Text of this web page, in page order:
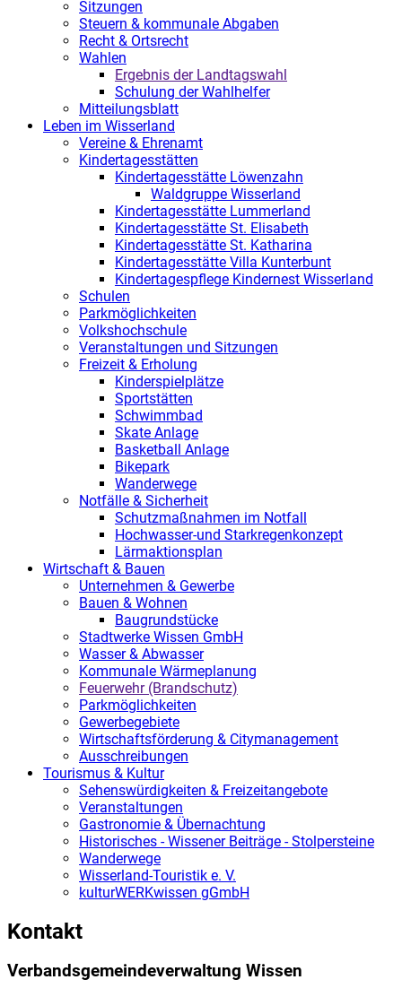
Sitzungen
Steuern & kommunale Abgaben
Recht & Ortsrecht
Wahlen
Ergebnis der Landtagswahl
Schulung der Wahlhelfer
Mitteilungsblatt
Leben im Wisserland
Vereine & Ehrenamt
Kindertagesstätten
Kindertagesstätte Löwenzahn
Waldgruppe Wisserland
Kindertagesstätte Lummerland
Kindertagesstätte St. Elisabeth
Kindertagesstätte St. Katharina
Kindertagesstätte Villa Kunterbunt
Kindertagespflege Kindernest Wisserland
Schulen
Parkmöglichkeiten
Volkshochschule
Veranstaltungen und Sitzungen
Freizeit & Erholung
Kinderspielplätze
Sportstätten
Schwimmbad
Skate Anlage
Basketball Anlage
Bikepark
Wanderwege
Notfälle & Sicherheit
Schutzmaßnahmen im Notfall
Hochwasser-und Starkregenkonzept
Lärmaktionsplan
Wirtschaft & Bauen
Unternehmen & Gewerbe
Bauen & Wohnen
Baugrundstücke
Stadtwerke Wissen GmbH
Wasser & Abwasser
Kommunale Wärmeplanung
Feuerwehr (Brandschutz)
Parkmöglichkeiten
Gewerbegebiete
Wirtschaftsförderung & Citymanagement
Ausschreibungen
Tourismus & Kultur
Sehenswürdigkeiten & Freizeitangebote
Veranstaltungen
Gastronomie & Übernachtung
Historisches - Wissener Beiträge - Stolpersteine
Wanderwege
Wisserland-Touristik e. V.
kulturWERKwissen gGmbH
Kontakt
Verbandsgemeindeverwaltung Wissen